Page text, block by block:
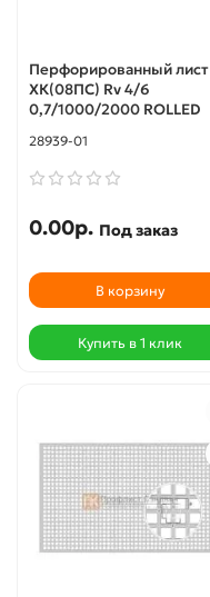
Перфорированный лист
ХК(08ПС) Rv 4/6
0,7/1000/2000 ROLLED
28939-01
0.00р. Под заказ
В корзину
Купить в 1 клик